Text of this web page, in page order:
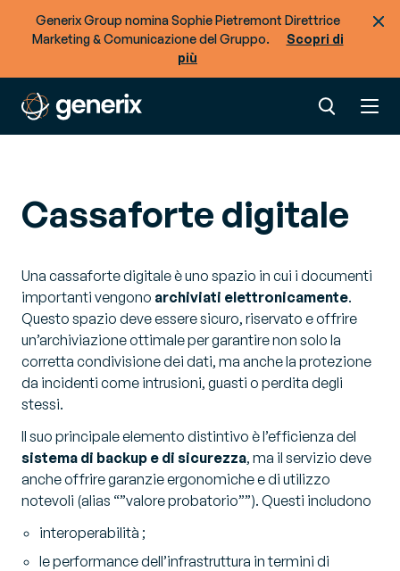
Generix Group nomina Sophie Pietremont Direttrice
Marketing & Comunicazione del Gruppo.
Scopri di
più
Cassaforte digitale
Una cassaforte digitale è uno spazio in cui i documenti
importanti vengono archiviati elettronicamente.
Questo spazio deve essere sicuro, riservato e offrire
un’archiviazione ottimale per garantire non solo la
corretta condivisione dei dati, ma anche la protezione
da incidenti come intrusioni, guasti o perdita degli
stessi.
Il suo principale elemento distintivo è l’efficienza del
sistema di backup e di sicurezza, ma il servizio deve
anche offrire garanzie ergonomiche e di utilizzo
notevoli (alias “”valore probatorio””). Questi includono
interoperabilità ;
le performance dell’infrastruttura in termini di